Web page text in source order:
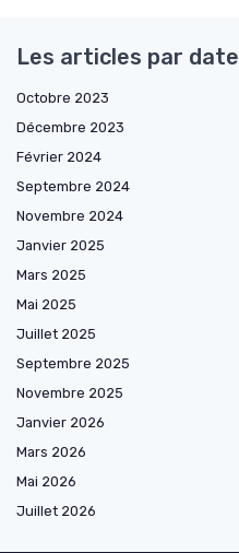
Les articles par date
Octobre 2023
Décembre 2023
Février 2024
Septembre 2024
Novembre 2024
Janvier 2025
Mars 2025
Mai 2025
Juillet 2025
Septembre 2025
Novembre 2025
Janvier 2026
Mars 2026
Mai 2026
Juillet 2026